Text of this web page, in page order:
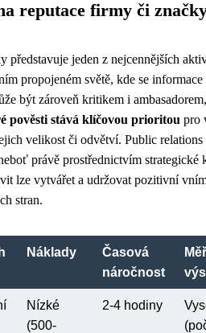
reputace firmy či
představuje jeden z nejcennějších
propojeném světě, kde se
být zároveň kritikem i
pověsti stává klíčovou prioritou pro
velikost či odvětví. Public
právě prostřednictvím strategické
lze vytvářet a udržovat pozitivní
stran.
Náklady
Časová
náročnost
Nízké
(500-
2-4 hodiny